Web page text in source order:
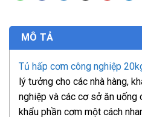
MÔ TẢ
Tủ hấp cơm công nghiệp
lý tưởng cho các nhà hàng,
nghiệp và các cơ sở ăn uống
khẩu phần cơm một cách